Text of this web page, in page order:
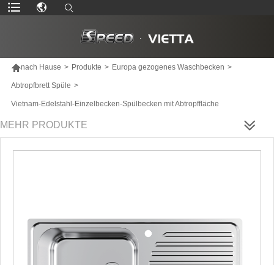
nach Hause > Produkte > Europa gezogenes Waschbecken >
Abtropfbrett Spüle >
Vietnam-Edelstahl-Einzelbecken-Spülbecken mit Abtropffläche
MEHR PRODUKTE